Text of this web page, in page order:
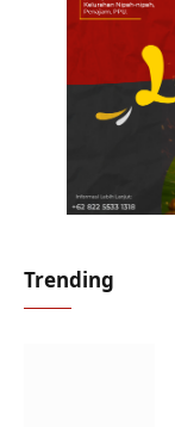
Trending